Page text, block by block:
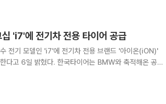
'i7'에 전기차 전용 타이어 공급
전기 모델인 'i7'에 전기차 전용 브랜드 '아이온(iON)'
어는 BMW와 축적해온 공동
인증